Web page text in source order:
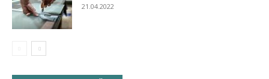
21.04.2022